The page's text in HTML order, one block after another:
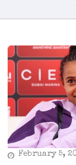
February 5,